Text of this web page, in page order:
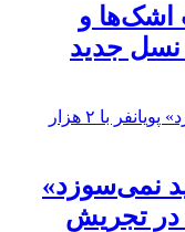
اشک‌ها و
نسل جدید
نمی‌سوزد»